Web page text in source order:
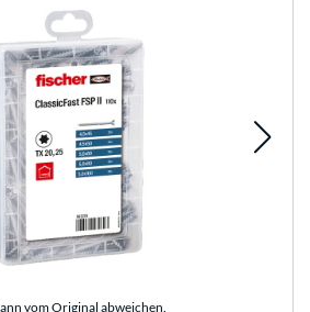
vom Original abweichen.